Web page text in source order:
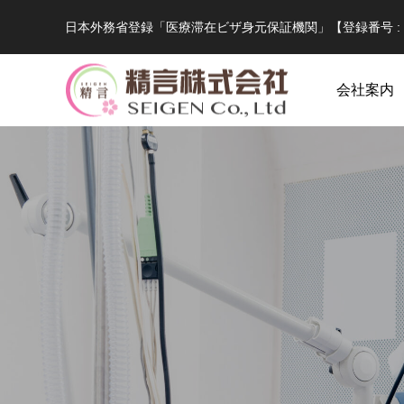
日本外務省登録「医療滞在ビザ身元保証機関」【登録番号
会社案内